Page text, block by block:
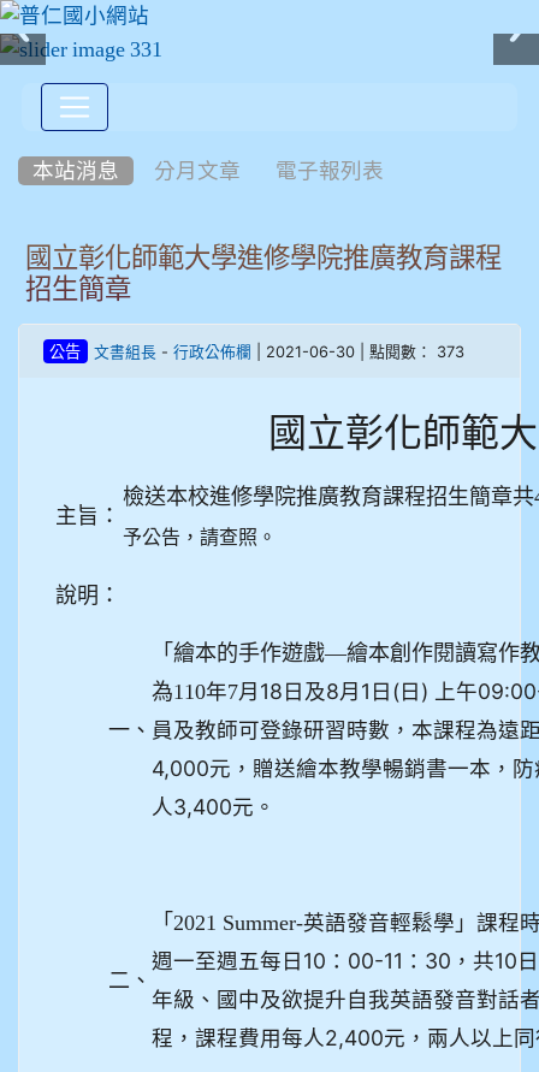
本站消息 分月文章 電子報列表
國立彰化師範大學進修學院推廣教育課程
招生簡章
公告 文書組長 - 行政公佈欄 | 2021-06-30 | 點閱數： 373
國立彰化師範
主旨：
檢送本校進修學院推廣教育課程招生簡章共
予公告，請查照。
說明：
一、
「繪本的手作遊戲—繪本創作閱讀寫作
為110年7月18日及8月1日(日) 上午
員及教師可登錄研習時數，本課程為遠
4,000元，贈送繪本教學暢銷書一本，
人3,400元。
二、
「2021 Summer-英語發音輕鬆學」課程
週一至週五每日10：00-11：30，共10
年級、國中及欲提升自我英語發音對話
程，課程費用每人2,400元，兩人以上